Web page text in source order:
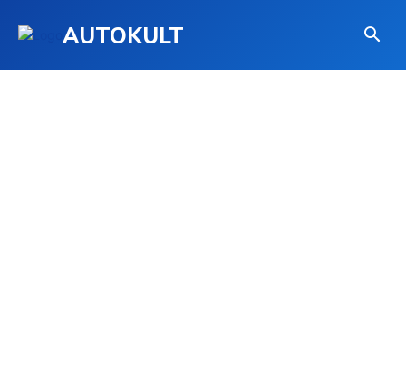
AUTOKULT